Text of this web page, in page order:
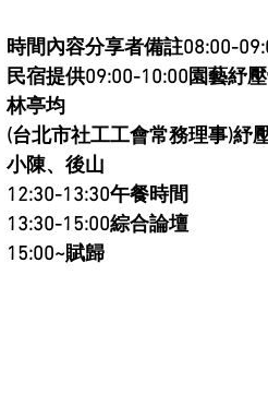
時間內容分享者備註08:00-
民宿提供09:00-10:00園藝紓
林亭均
(台北市社工工會常務理事)紓
小陳、後山
12:30-13:30午餐時間
13:30-15:00綜合論壇
15:00~賦歸